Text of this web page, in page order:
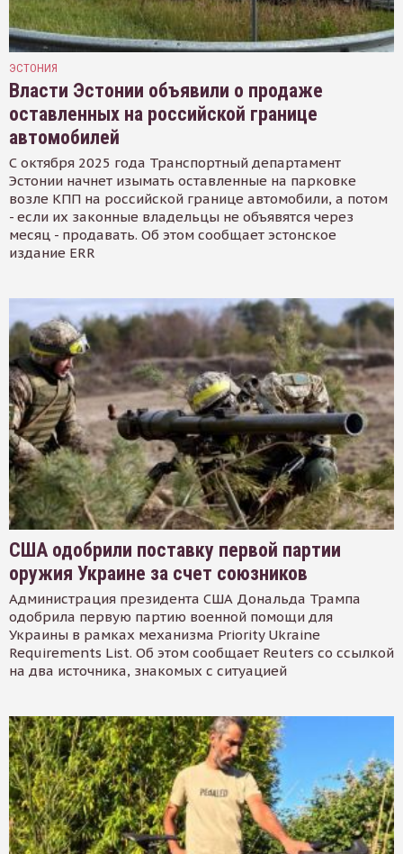
ЭСТОНИЯ
Власти Эстонии объявили о продаже
оставленных на российской границе
автомобилей
С октября 2025 года Транспортный департамент
Эстонии начнет изымать оставленные на парковке
возле КПП на российской границе автомобили, а потом
- если их законные владельцы не объявятся через
месяц - продавать. Об этом сообщает эстонское
издание ERR
США одобрили поставку первой партии
оружия Украине за счет союзников
Администрация президента США Дональда Трампа
одобрила первую партию военной помощи для
Украины в рамках механизма Priority Ukraine
Requirements List. Об этом сообщает Reuters со ссылкой
на два источника, знакомых с ситуацией